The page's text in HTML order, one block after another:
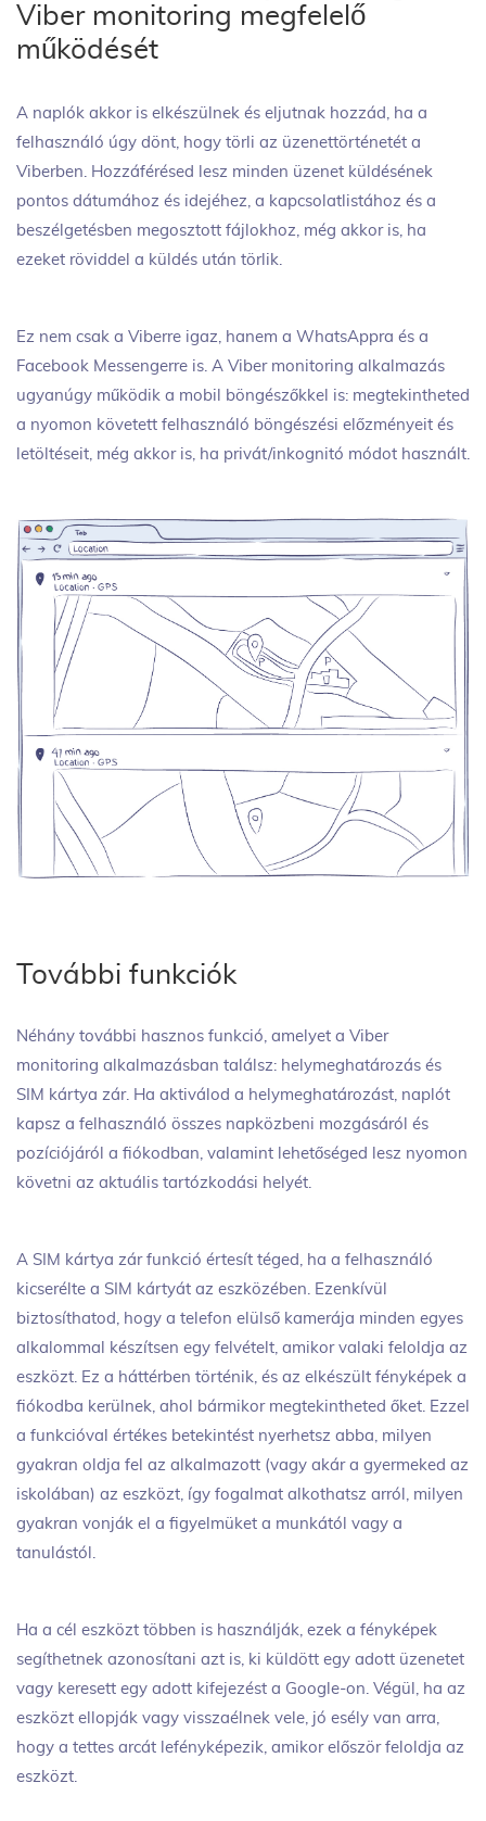
Viber monitoring megfelelő
működését
A naplók akkor is elkészülnek és eljutnak hozzád, ha a
felhasználó úgy dönt, hogy törli az üzenettörténetét a
Viberben. Hozzáférésed lesz minden üzenet küldésének
pontos dátumához és idejéhez, a kapcsolatlistához és a
beszélgetésben megosztott fájlokhoz, még akkor is, ha
ezeket röviddel a küldés után törlik.
Ez nem csak a Viberre igaz, hanem a WhatsAppra és a
Facebook Messengerre is. A Viber monitoring alkalmazás
ugyanúgy működik a mobil böngészőkkel is: megtekintheted
a nyomon követett felhasználó böngészési előzményeit és
letöltéseit, még akkor is, ha privát/inkognitó módot használt.
További funkciók
Néhány további hasznos funkció, amelyet a Viber
monitoring alkalmazásban találsz: helymeghatározás és
SIM kártya zár. Ha aktiválod a helymeghatározást, naplót
kapsz a felhasználó összes napközbeni mozgásáról és
pozíciójáról a fiókodban, valamint lehetőséged lesz nyomon
követni az aktuális tartózkodási helyét.
A SIM kártya zár funkció értesít téged, ha a felhasználó
kicserélte a SIM kártyát az eszközében. Ezenkívül
biztosíthatod, hogy a telefon elülső kamerája minden egyes
alkalommal készítsen egy felvételt, amikor valaki feloldja az
eszközt. Ez a háttérben történik, és az elkészült fényképek a
fiókodba kerülnek, ahol bármikor megtekintheted őket. Ezzel
a funkcióval értékes betekintést nyerhetsz abba, milyen
gyakran oldja fel az alkalmazott (vagy akár a gyermeked az
iskolában) az eszközt, így fogalmat alkothatsz arról, milyen
gyakran vonják el a figyelmüket a munkától vagy a
tanulástól.
Ha a cél eszközt többen is használják, ezek a fényképek
segíthetnek azonosítani azt is, ki küldött egy adott üzenetet
vagy keresett egy adott kifejezést a Google-on. Végül, ha az
eszközt ellopják vagy visszaélnek vele, jó esély van arra,
hogy a tettes arcát lefényképezik, amikor először feloldja az
eszközt.